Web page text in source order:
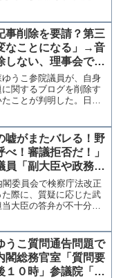
氏は退任となった。 こ
維新の...
事削除を要請？第三
なことになる」→音
しない、理事会で時
されたいう主張もご
」
うこ参院議員が、自身
関するブログを削除す
ことが判明した。日本
変なことになる」と警
。参考：森...
嘘がまたバレる！野
べ！審議拒否だ！」
員「副大臣や政務官
呼ばなかったのは野
閣委員会で検察庁法改正
際に、質疑に応じた武
大臣の答弁が不十分だ
席を求めていたとい
は15日に...
うこ質問通告問題で
総務官室「質問要
１０時」参議院「期